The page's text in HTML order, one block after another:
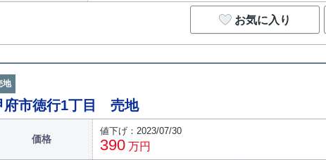
お気に入り
地
府市徳行1丁目 売地
価格
値下げ：2023/07/30
390 万円